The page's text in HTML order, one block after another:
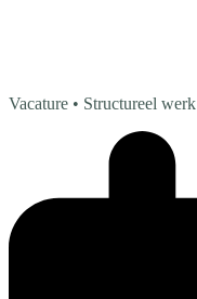
Vacature • Structureel werk